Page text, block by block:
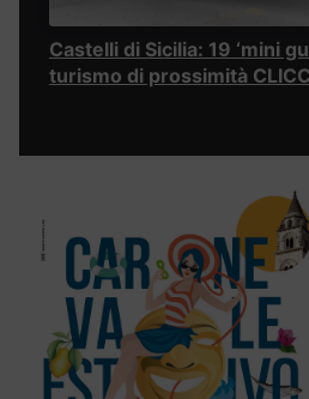
Castelli di Sicilia: 19 ‘mini
turismo di prossimità